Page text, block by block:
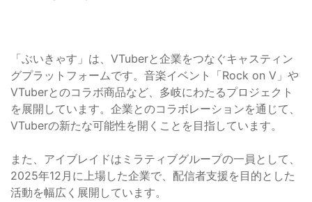
「ぶいきゃす」は、VTuberと企業をつなぐキャスティン
グプラットフォームです。音楽イベント「Rock on V」や
VTuberとのコラボ商品など、多岐にわたるプロジェクト
を展開しています。企業とのコラボレーションを通じて、
VTuberの新たな可能性を開くことを目指しています。
また、アイブレイドはミラティブグループの一員として、
2025年12月に上場した企業で、配信者支援を目的とした
活動を幅広く展開しています。